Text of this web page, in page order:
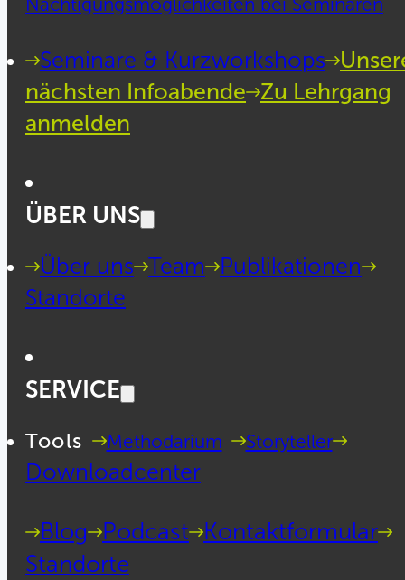
Seminare & Kurzworkshops
nächsten Infoabende Zu Lehrgang
anmelden
ÜBER UNS
Über uns Team
Publikationen
Standorte
SERVICE
Tools Methodarium Storyteller
Downloadcenter
Blog Podcast Kontaktformular
Standorte